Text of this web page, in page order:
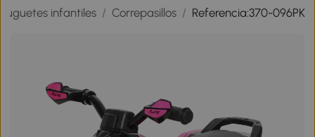
Juguetes infantiles / Correpasillos / Referencia:370-096PK